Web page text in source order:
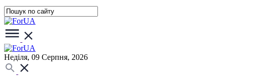
Неділя, 09 Серпня, 2026